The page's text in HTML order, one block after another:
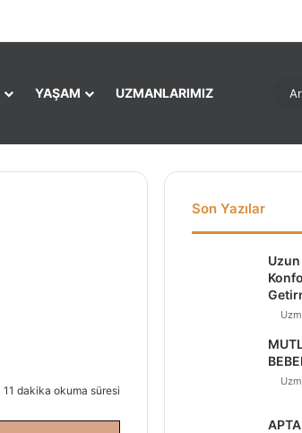
YAŞAM UZMANLARIMIZ
11 dakika okuma süresi
Son Yazılar